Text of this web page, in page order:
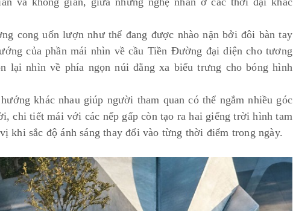
cong uốn lượn như thể đang được nhào nặn bởi đôi bàn tay
của phần mái nhìn về cầu Tiền Đường đại diện cho tương
lại nhìn về phía ngọn núi đằng xa biểu trưng cho bóng hình
khác nhau giúp người tham quan có thể ngắm nhiều góc
chi tiết mái với các nếp gấp còn tạo ra hai giếng trời hình tam
khi sắc độ ánh sáng thay đổi vào từng thời điểm trong ngày.